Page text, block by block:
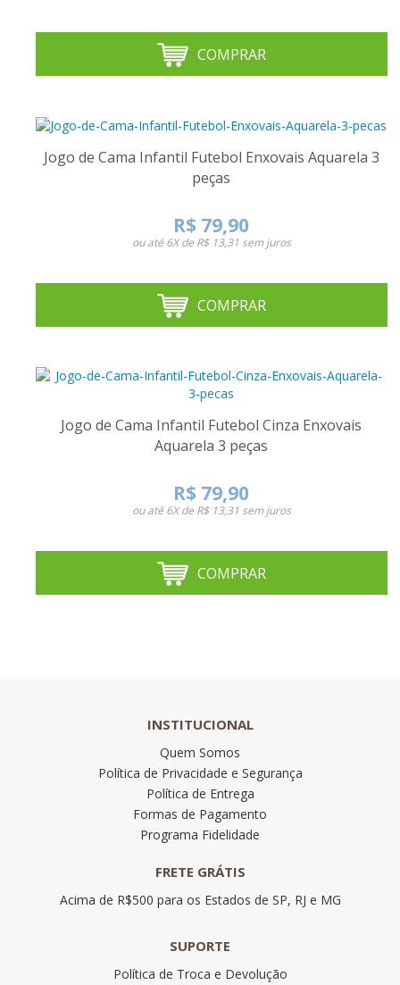
COMPRAR
Jogo de Cama Infantil Futebol Enxovais Aquarela 3
peças
R$ 79,90
ou até6X de R$ 13,31 sem juros
COMPRAR
Jogo de Cama Infantil Futebol Cinza Enxovais
Aquarela 3 peças
R$ 79,90
ou até6X de R$ 13,31 sem juros
COMPRAR
INSTITUCIONAL
Quem Somos
Política de Privacidade e Segurança
Política de Entrega
Formas de Pagamento
Programa Fidelidade
FRETE GRÁTIS
Acima de R$500 para os Estados de SP, RJ e MG
SUPORTE
Política de Troca e Devolução